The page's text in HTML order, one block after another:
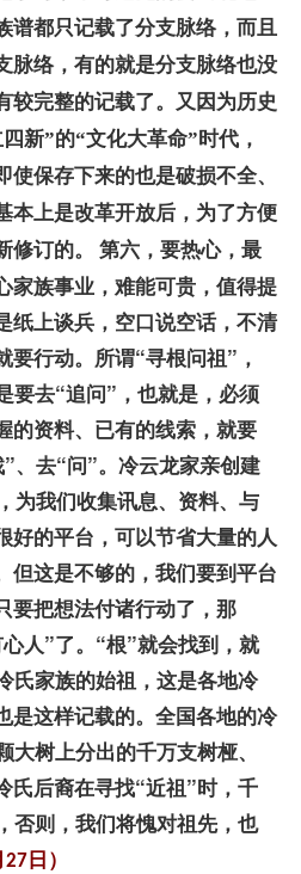
谱都只记载了分支脉络，而且
脉络，有的就是分支脉络也没
较完整的记载了。又因为历史
新”的“文化大革命”时代，
保存下来的也是破损不全、
本上是改革开放后，为了方便
修订的。 第六，要热心，最
家族事业，难能可贵，值得提
纸上谈兵，空口说空话，不清
行动。所谓“寻根问祖”，
要去“追问”，也就是，必须
的资料、已有的线索，就要
、去“问”。冷云龙家亲创建
为我们收集讯息、资料、与
好的平台，可以节省大量的人
但这是不够的，我们要到平台
要把想法付诸行动了，那
人”了。“根”就会找到，就
氏家族的始祖，这是各地冷
是这样记载的。全国各地的冷
树上分出的千万支树桠、
氏后裔在寻找“近祖”时，千
否则，我们将愧对祖先，也
27日）